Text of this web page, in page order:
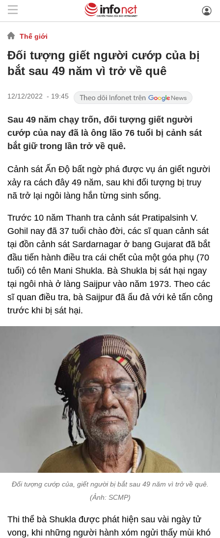
Thế giới
Đối tượng giết người cướp của bị
bắt sau 49 năm vì trở về quê
12/12/2022 - 19:45
Sau 49 năm chạy trốn, đối tượng giết người
cướp của nay đã là ông lão 76 tuổi bị cảnh sát
bắt giữ trong lần trở về quê.
Cảnh sát Ấn Độ bất ngờ phá được vụ án giết người
xảy ra cách đây 49 năm, sau khi đối tượng bị truy
nã trở lại ngôi làng hắn từng sinh sống.
Trước 10 năm Thanh tra cảnh sát Pratipalsinh V.
Gohil nay đã 37 tuổi chào đời, các sĩ quan cảnh sát
tại đồn cảnh sát Sardarnagar ở bang Gujarat đã bắt
đầu tiến hành điều tra cái chết của một góa phụ (70
tuổi) có tên Mani Shukla. Bà Shukla bị sát hại ngay
tại ngôi nhà ở làng Saijpur vào năm 1973. Theo các
sĩ quan điều tra, bà Saijpur đã ẩu đả với kẻ tấn công
trước khi bị sát hại.
Đối tượng cướp của, giết người bị bắt sau 49 năm vì trở về quê.
(Ảnh: SCMP)
Thi thể bà Shukla được phát hiện sau vài ngày tử
vong, khi những người hành xóm ngửi thấy mùi khó